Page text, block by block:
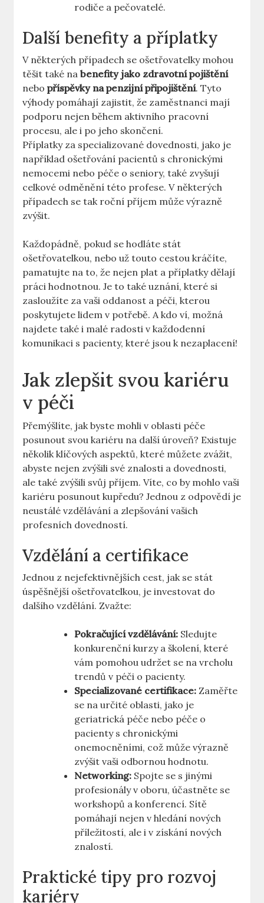
rodiče ⁣a pečovatelé.
Další benefity a příplatky
V ⁤některých případech se ošetřovatelky⁢ mohou
těšit také nabenefity jako zdravotní pojištění
nebopříspěvky na penzijní připojištění. Tyto
výhody pomáhají zajistit, že zaměstnanci mají
podporu⁢ nejen během aktivního pracovní‌
procesu, ale i po jeho skončení.‍
Příplatky za specializované dovednosti, jako je
například ošetřování pacientů ⁤s ​chronickými
nemocemi nebo péče o ‍seniory, také zvyšují
celkové‌ odměnění‌ této ⁤profese. ‌V⁢ některých
případech se tak roční příjem může výrazně
zvýšit.
Každopádně, pokud se hodláte stát
ošetřovatelkou, nebo už touto‍ cestou kráčíte,
pamatujte na to, ‌že ⁤nejen plat a příplatky dělají
práci hodnotnou. Je to také⁣ uznání, které si
zasloužíte za vaši oddanost a péči, kterou
poskytujete lidem ​v potřebě. A kdo ⁢ví, možná
najdete také i malé radosti v každodenní⁣
komunikaci s ‍pacienty, ⁤které jsou k nezaplacení!
Jak zlepšit svou kariéru​
v péči
Přemýšlíte, jak byste mohli v oblasti ⁢péče ​
posunout‌ svou kariéru na další úroveň? Existuje
několik klíčových aspektů, které ⁤můžete zvážit,
abyste nejen zvýšili své znalosti​ a dovednosti,
ale také zvýšili svůj příjem. Víte, co by mohlo vaši
⁤kariéru posunout kupředu? Jednou z odpovědí‍ je
neustálé ⁤vzdělávání a⁢ zlepšování vašich
profesních dovedností.
Vzdělání a certifikace
Jednou z nejefektivnějších‍ cest, jak se stát
úspěšnější ošetřovatelkou, je investovat do
dalšího vzdělání. Zvažte:
Pokračující vzdělávání: Sledujte
konkurenční kurzy⁣ a školení, které
vám pomohou udržet se na vrcholu
trendů v péči o pacienty.
Specializované certifikace: Zaměřte
se na určité oblasti, jako je
geriatrická péče ⁤nebo péče ⁤o
pacienty s chronickými
⁤onemocněními, ​což může výrazně
zvýšit vaši odbornou hodnotu.
Networking: Spojte se s⁤ jinými
‍profesionály v oboru, účastněte se​
workshopů a konferencí. Sítě
pomáhají nejen v hledání nových​
příležitostí, ale​ i v‌ získání nových
znalostí.
Praktické tipy pro rozvoj
kariéry